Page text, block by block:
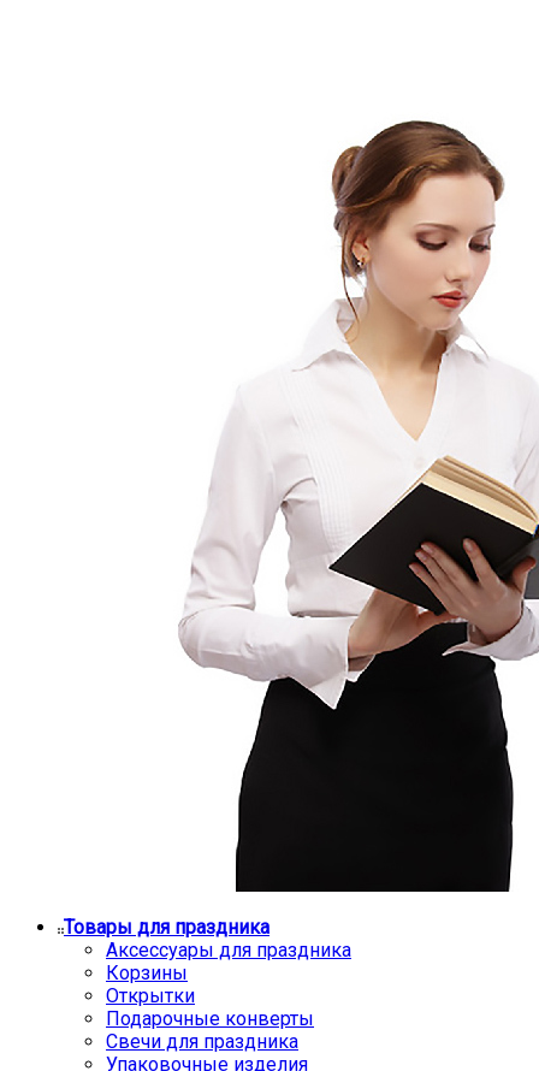
Товары для праздника
Аксессуары для праздника
Корзины
Открытки
Подарочные конверты
Свечи для праздника
Упаковочные изделия